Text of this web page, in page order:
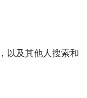
以及其他人搜索和